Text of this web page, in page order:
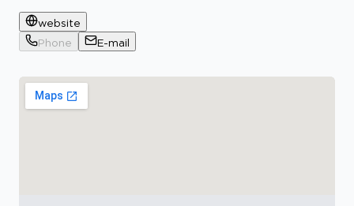
website
Phone
E-mail